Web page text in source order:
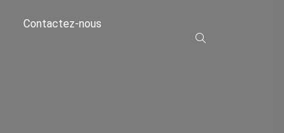
Contactez-nous